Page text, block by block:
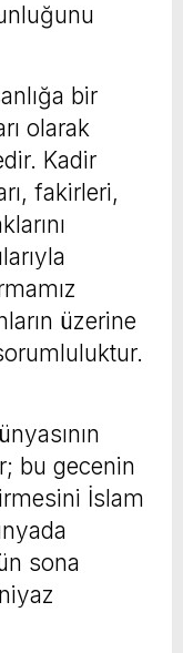
bir
olarak
Kadir
fakirleri,
üzerine
bu gecenin
İslam
sona